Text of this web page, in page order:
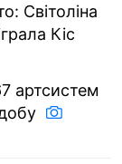
Світоліна
Кіс
артсистем